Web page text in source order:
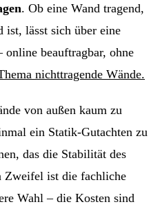
. Ob eine Wand tragend,
ist, lässt sich über eine
online beauftragbar, ohne
nichttragende Wände.
von außen kaum zu
ein Statik-Gutachten zu
das die Stabilität des
Zweifel ist die fachliche
Wahl – die Kosten sind